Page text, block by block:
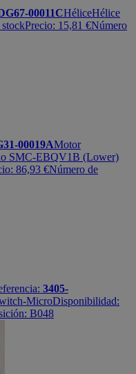
00011CHéliceHélice
Precio: 15,81 €Número
00019AMotor
SMC-EBQV1B (Lower)
86,93 €Número de
3405-
MicroDisponibilidad:
B048